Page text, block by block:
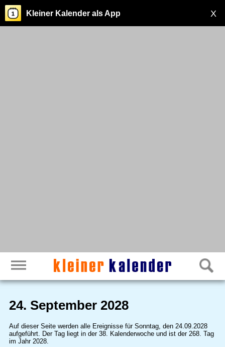
X
Kleiner Kalender als App
24. September 2028
Auf dieser Seite werden alle Ereignisse für Sonntag, den 24.09.2028
aufgeführt. Der Tag liegt in der 38. Kalenderwoche und ist der 268. Tag
im Jahr 2028.